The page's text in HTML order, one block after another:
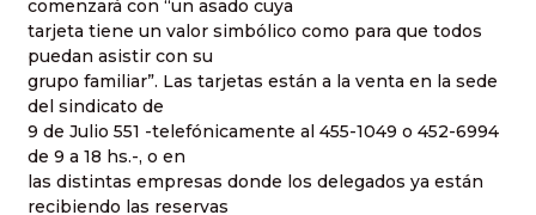
comenzará con “un asado cuya
tarjeta tiene un valor simbólico como para que todos
puedan asistir con su
grupo familiar”. Las tarjetas están a la venta en la sede
del sindicato de
9 de Julio 551 -telefónicamente al 455-1049 o 452-6994
de 9 a 18 hs.-, o en
las distintas empresas donde los delegados ya están
recibiendo las reservas